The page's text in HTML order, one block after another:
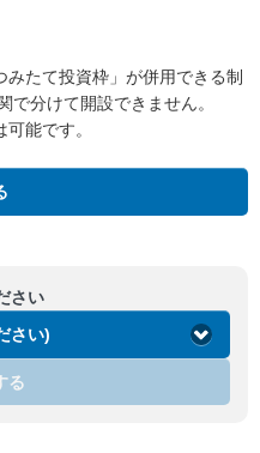
たて投資枠」が併用できる制
で分けて開設できません。
能です。
さい
さい)
る